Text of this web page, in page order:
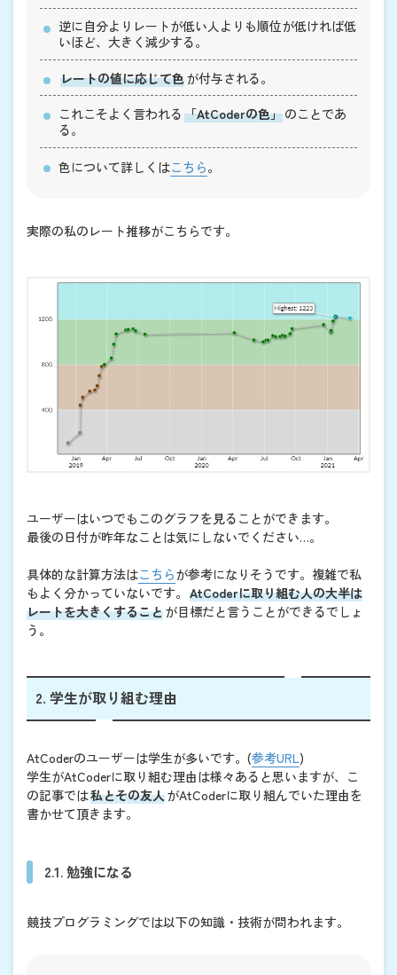
逆に自分よりレートが低い人よりも順位が低ければ低
いほど、大きく減少する。
レートの値に応じて色が付与される。
これこそよく言われる 「AtCoderの色」のことであ
る。
色について詳しくはこちら。
実際の私のレート推移がこちらです。
ユーザーはいつでもこのグラフを見ることができます。
最後の日付が昨年なことは気にしないでください…。
具体的な計算方法はこちらが参考になりそうです。複雑で私
もよく分かっていないです。 AtCoderに取り組む人の大半は
レートを大きくすることが目標だと言うことができるでしょ
う。
2. 学生が取り組む理由
AtCoderのユーザーは学生が多いです。(参考URL)
学生がAtCoderに取り組む理由は様々あると思いますが、こ
の記事では私とその友人がAtCoderに取り組んでいた理由を
書かせて頂きます。
2.1. 勉強になる
競技プログラミングでは以下の知識・技術が問われます。